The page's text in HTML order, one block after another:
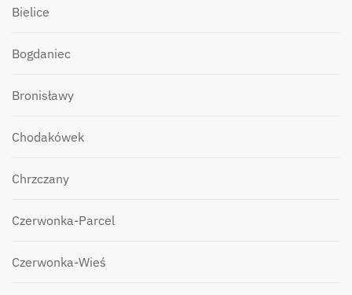
Bielice
Bogdaniec
Bronisławy
Chodakówek
Chrzczany
Czerwonka-Parcel
Czerwonka-Wieś